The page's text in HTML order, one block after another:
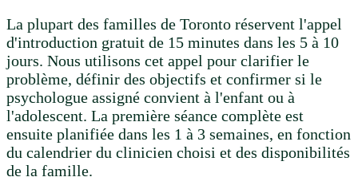
La plupart des familles de Toronto réservent l'appel
d'introduction gratuit de 15 minutes dans les 5 à 10
jours. Nous utilisons cet appel pour clarifier le
problème, définir des objectifs et confirmer si le
psychologue assigné convient à l'enfant ou à
l'adolescent. La première séance complète est
ensuite planifiée dans les 1 à 3 semaines, en fonction
du calendrier du clinicien choisi et des disponibilités
de la famille.